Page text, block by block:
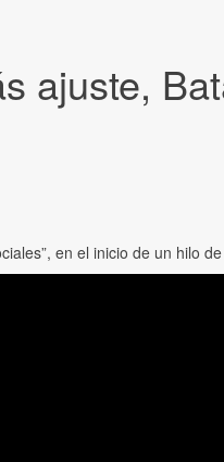
ajuste,
en el inicio de un hilo de